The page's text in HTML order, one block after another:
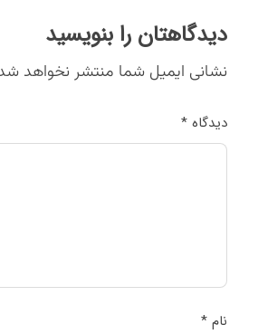
دیدگاهتان را بنویسید
نشانی ایمیل شما منتشر نخواهد
دیدگاه *
نام *